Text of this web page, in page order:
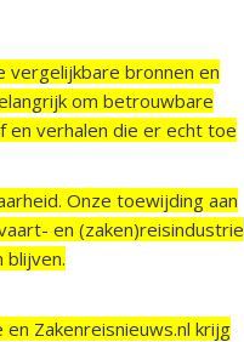
vergelijkbare bronnen en
om betrouwbare
en verhalen die er echt toe
Onze toewijding aan
en (zaken)reisindustrie
blijven.
Zakenreisnieuws.nl krijg